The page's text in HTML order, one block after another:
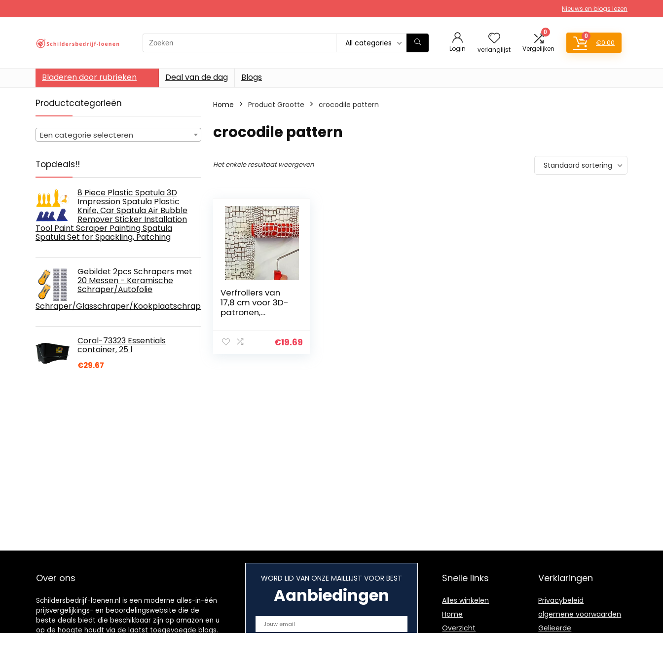
Nieuws en blogs lezen
Search
for:
All categories
Login verlanglijst
0
Vergelijken
0
€0.00
Bladeren door rubrieken Deal van de dag Blogs
Productcategorieën
Een categorie selecteren
Topdeals!!
8 Piece Plastic Spatula 3D
Impression Spatula Plastic
Knife, Car Spatula Air Bubble
Remover Sticker Installation
Tool Paint Scraper Painting Spatula
Spatula Set for Spackling, Patching
Gebildet 2pcs Schrapers met
20 Messen - Keramische
Schraper/Autofolie
Schraper/Glasschraper/Kookplaatschraper/Vignetschraper
Coral-73323 Essentials
container, 25 l
€29.67
Home Product Grootte ‎crocodile pattern
‎crocodile pattern
Het enkele resultaat weergeven Standaard sortering
Verfrollers van
17,8 cm voor 3D-
patronen,
zelfverfroller, €19.69
Over ons
Schildersbedrijf-loenen.nl is een moderne alles-in-één
prijsvergelijkings- en beoordelingswebsite die de
beste deals biedt die beschikbaar zijn op amazon en u
op de hoogte houdt via de laatst toegevoegde blogs.
WORD LID VAN ONZE MAILLIJST VOOR BEST
Aanbiedingen
Snelle links
Alles winkelen
Home
Overzicht
Verklaringen
Privacybeleid
algemene voorwaarden
Gelieerde